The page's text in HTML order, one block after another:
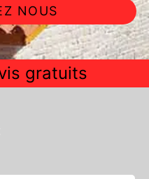
NOUS
gratuits